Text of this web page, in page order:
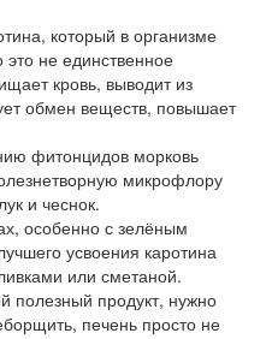
который в организме
не единственное
кровь, выводит из
обмен веществ, повышает
фитонцидов морковь
микрофлору
и чеснок.
особенно с зелёным
усвоения каротина
или сметаной.
полезный продукт, нужно
печень просто не